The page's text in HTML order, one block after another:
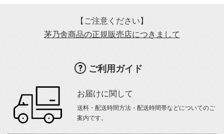
【ご注意ください】
茅乃舎商品の正規販売店につきまして
ご利用ガイド
お届けに関して
送料・配送時間方法・配送時間帯などについてのご
案内です。